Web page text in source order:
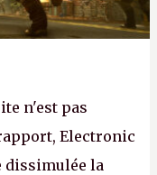
n'est pas
Electronic
dissimulée la